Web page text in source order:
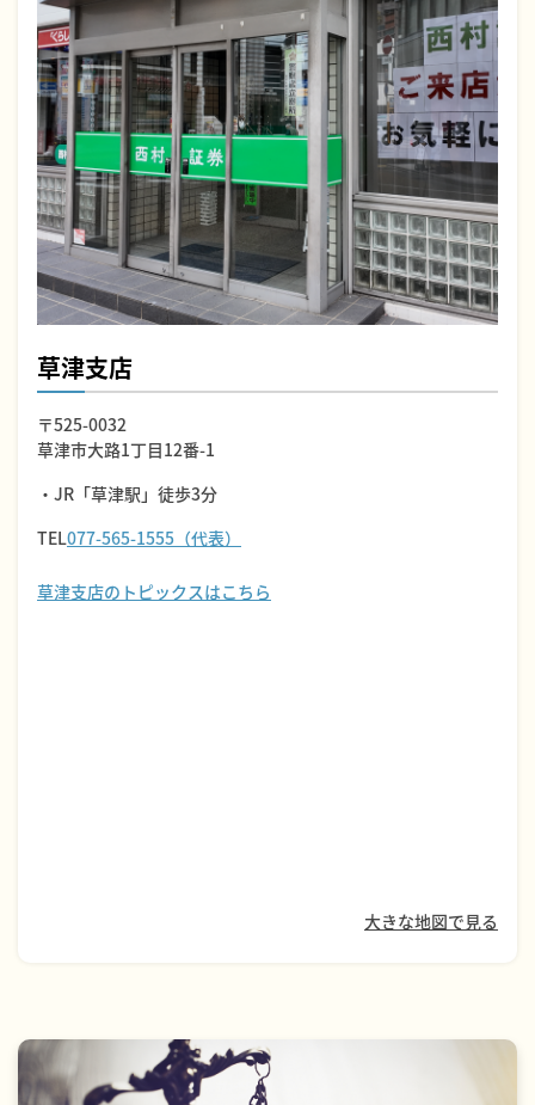
草津支店
〒525-0032
草津市大路1丁目12番-1
・JR「草津駅」徒歩3分
TEL077-565-1555（代表）
草津支店のトピックスはこちら
大きな地図で見る